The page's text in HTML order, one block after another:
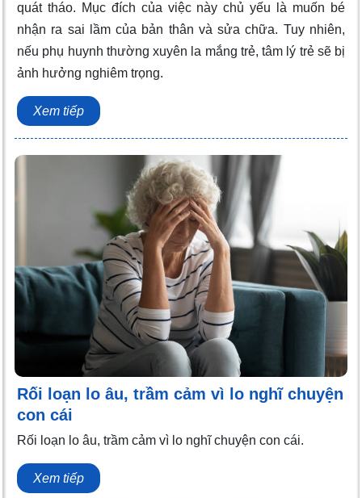
quát tháo. Mục đích của việc này chủ yếu là muốn bé
nhận ra sai lầm của bản thân và sửa chữa. Tuy nhiên,
nếu phụ huynh thường xuyên la mắng trẻ, tâm lý trẻ sẽ bị
ảnh hưởng nghiêm trọng.
Xem tiếp
Rối loạn lo âu, trầm cảm vì lo nghĩ chuyện
con cái
Rối loạn lo âu, trầm cảm vì lo nghĩ chuyện con cái.
Xem tiếp